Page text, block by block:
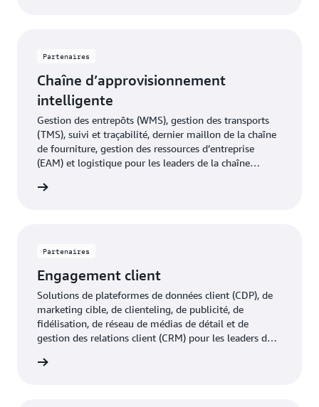
Partenaires
Chaîne d’approvisionnement
intelligente
Gestion des entrepôts (WMS), gestion des transports
(TMS), suivi et traçabilité, dernier maillon de la chaîne
de fourniture, gestion des ressources d’entreprise
(EAM) et logistique pour les leaders de la chaîne
Partenaires
Engagement client
Solutions de plateformes de données client (CDP), de
marketing cible, de clienteling, de publicité, de
fidélisation, de réseau de médias de détail et de
gestion des relations client (CRM) pour les leaders du
clients.